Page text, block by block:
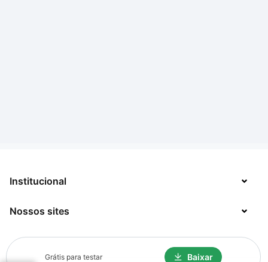
Grátis para testar Baixar
Institucional
Sobre
Contato
Jobs
Nossos sites
TecMundo